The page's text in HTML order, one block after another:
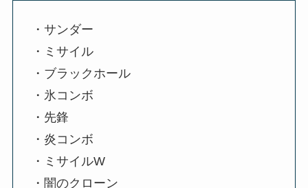
・サンダー
・ミサイル
・ブラックホール
・氷コンボ
・先鋒
・炎コンボ
・ミサイルW
・闇のクローン